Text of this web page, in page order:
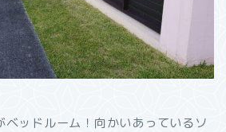
ベッドルーム！向かいあっているソ